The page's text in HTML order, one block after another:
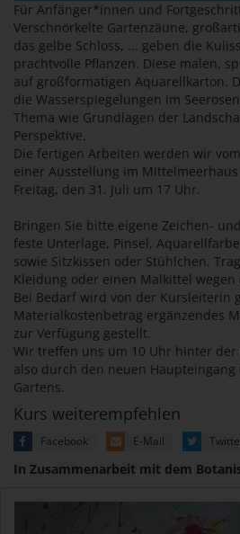
Für Anfänger*innen und
Verschnörkelte Gartenzäune,
das gelbe Schloss, ... geben die
prachtvolle Pflanzen. Diese malen,
auf großformatigen Aquarellkarton.
die Wasserspiegelungen im
Thema wie Grundlagen der
Perspektive.
Die fertigen Arbeiten werden wir
einer Ausstellung im
Freitag, den 31. Juli um 17 Uhr.
Bringen Sie bitte eigene Zeichen-
feste Unterlage, Pinsel,
sowie Sitzkissen oder Stühlchen.
Kleidung oder einen Malkittel wegen
Bei Bedarf wird von der Kursleiterin
Materialkostenbetrag ergänzendes
zur Verfügung gestellt.
Wir treffen uns um 10 Uhr hinter der
also durch den neuen Haupteingang
Gartens.
Kurs weiterempfehlen
Facebook E-Mail
In Zusammenarbeit mit dem